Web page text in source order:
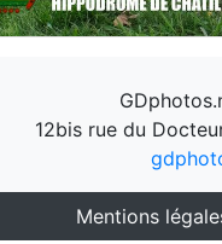
12bis rue du
Mentions